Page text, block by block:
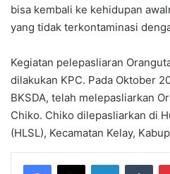
bisa kembali ke kehidupan
yang tidak terkontaminasi
Kegiatan pelepasliaran
dilakukan KPC. Pada Oktober
BKSDA, telah melepasliarkan
Chiko. Chiko dilepasliarkan di
(HLSL), Kecamatan Kelay,